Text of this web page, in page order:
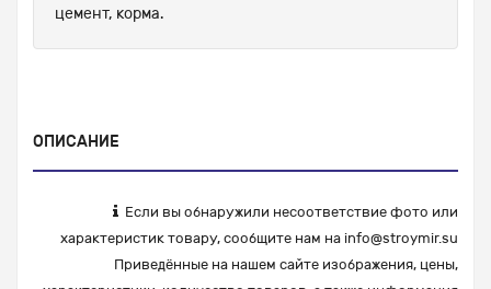
цемент, корма.
ОПИСАНИЕ
Если вы обнаружили несоответствие фото или
характеристик товару, сообщите нам на info@stroymir.su
Приведённые на нашем сайте изображения, цены,